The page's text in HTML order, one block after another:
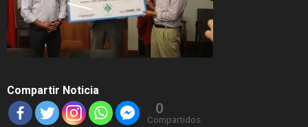
Compartir Noticia
0
Compartidos